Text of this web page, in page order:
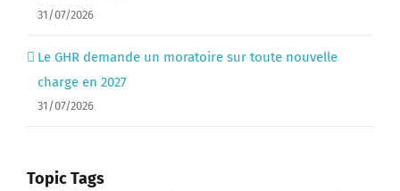
31/07/2026
Le GHR demande un moratoire sur toute nouvelle
charge en 2027
31/07/2026
Topic Tags